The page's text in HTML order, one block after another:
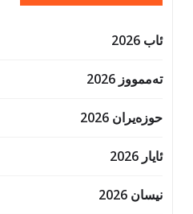
ئاب 2026
تەممووز 2026
حوزه‌یران 2026
ئایار 2026
نیسان 2026